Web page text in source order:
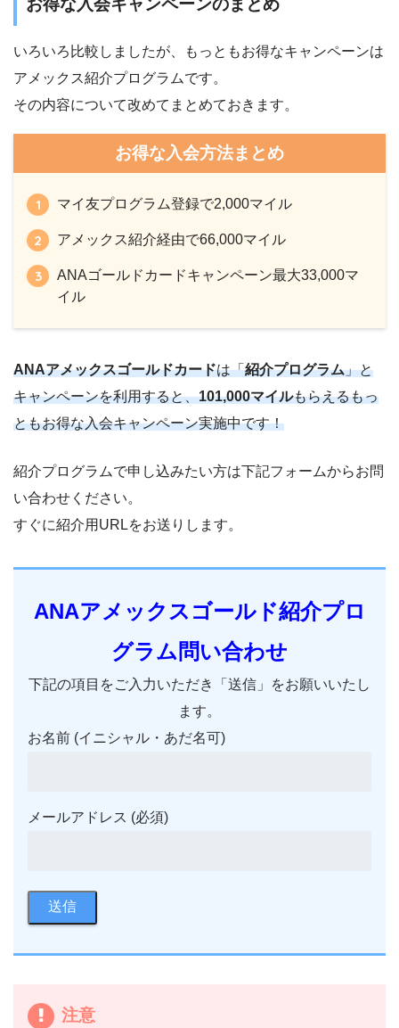
お得な入会キャンペーンのまとめ
いろいろ比較しましたが、もっともお得なキャンペーンは
アメックス紹介プログラムです。
その内容について改めてまとめておきます。
お得な入会方法まとめ
マイ友プログラム登録で2,000マイル
アメックス紹介経由で66,000マイル
ANAゴールドカードキャンペーン最大33,000マ
イル
ANAアメックスゴールドカードは「紹介プログラム」と
キャンペーンを利用すると、101,000マイルもらえるもっ
ともお得な入会キャンペーン実施中です！
紹介プログラムで申し込みたい方は下記フォームからお問
い合わせください。
すぐに紹介用URLをお送りします。
ANAアメックスゴールド紹介プロ
グラム問い合わせ
下記の項目をご入力いただき「送信」をお願いいたし
ます。
お名前 (イニシャル・あだ名可)
メールアドレス (必須)
注意